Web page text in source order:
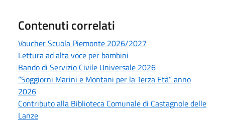
Contenuti correlati
Voucher Scuola Piemonte 2026/2027
Lettura ad alta voce per bambini
Bando di Servizio Civile Universale 2026
“Soggiorni Marini e Montani per la Terza Età” anno
2026
Contributo alla Biblioteca Comunale di Castagnole delle
Lanze